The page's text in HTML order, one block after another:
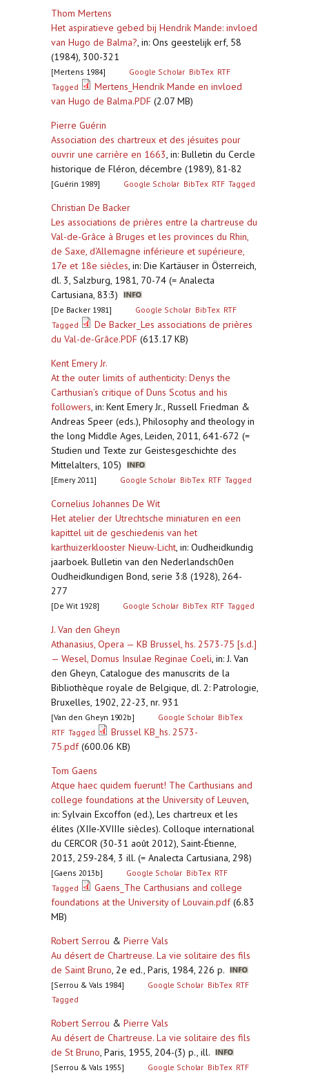
Thom Mertens
Het aspiratieve gebed bij Hendrik Mande: invloed
van Hugo de Balma?, in: Ons geestelijk erf, 58
(1984), 300-321
[Mertens 1984] Google Scholar BibTex RTF
Tagged
Mertens_Hendrik Mande en invloed
van Hugo de Balma.PDF (2.07 MB)
Pierre Guérin
Association des chartreux et des jésuites pour
ouvrir une carrière en 1663, in: Bulletin du Cercle
historique de Fléron, décembre (1989), 81-82
[Guérin 1989] Google Scholar BibTex RTF Tagged
Christian De Backer
Les associations de prières entre la chartreuse du
Val-de-Grâce à Bruges et les provinces du Rhin,
de Saxe, d'Allemagne inférieure et supérieure,
17e et 18e siècles, in: Die Kartäuser in Österreich,
dl. 3, Salzburg, 1981, 70-74 (= Analecta
Cartusiana, 83:3)
[De Backer 1981] Google Scholar BibTex RTF
Tagged
De Backer_Les associations de prières
du Val-de-Grâce.PDF (613.17 KB)
Kent Emery Jr.
At the outer limits of authenticity: Denys the
Carthusian’s critique of Duns Scotus and his
followers, in: Kent Emery Jr., Russell Friedman &
Andreas Speer (eds.), Philosophy and theology in
the long Middle Ages, Leiden, 2011, 641-672 (=
Studien und Texte zur Geistesgeschichte des
Mittelalters, 105)
[Emery 2011] Google Scholar BibTex RTF Tagged
Cornelius Johannes De Wit
Het atelier der Utrechtsche miniaturen en een
kapittel uit de geschiedenis van het
karthuizerklooster Nieuw-Licht, in: Oudheidkundig
jaarboek. Bulletin van den Nederlandsch0en
Oudheidkundigen Bond, serie 3:8 (1928), 264-
277
[De Wit 1928] Google Scholar BibTex RTF Tagged
J. Van den Gheyn
Athanasius, Opera — KB Brussel, hs. 2573-75 [s.d.]
— Wesel, Domus Insulae Reginae Coeli, in: J. Van
den Gheyn, Catalogue des manuscrits de la
Bibliothèque royale de Belgique, dl. 2: Patrologie,
Bruxelles, 1902, 22-23, nr. 931
[Van den Gheyn 1902b] Google Scholar BibTex
RTF Tagged
Brussel KB_hs. 2573-
75.pdf(600.06 KB)
Tom Gaens
Atque haec quidem fuerunt! The Carthusians and
college foundations at the University of Leuven,
in: Sylvain Excoffon (ed.), Les chartreux et les
élites (XIIe-XVIIIe siècles). Colloque international
du CERCOR (30-31 août 2012), Saint-Étienne,
2013, 259-284, 3 ill. (= Analecta Cartusiana, 298)
[Gaens 2013b] Google Scholar BibTex RTF
Tagged
Gaens_The Carthusians and college
foundations at the University of Louvain.pdf(6.83
MB)
Robert Serrou & Pierre Vals
Au désert de Chartreuse. La vie solitaire des fils
de Saint Bruno, 2e ed., Paris, 1984, 226 p.
[Serrou & Vals 1984] Google Scholar BibTex RTF
Tagged
Robert Serrou & Pierre Vals
Au désert de Chartreuse. La vie solitaire des fils
de St Bruno, Paris, 1955, 204-(3) p., ill.
[Serrou & Vals 1955] Google Scholar BibTex RTF